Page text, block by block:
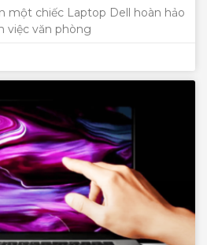
một chiếc Laptop Dell hoàn hảo
việc văn phòng